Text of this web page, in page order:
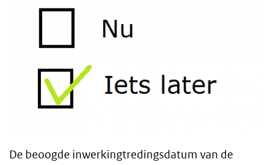
De beoogde inwerkingtredingsdatum van de